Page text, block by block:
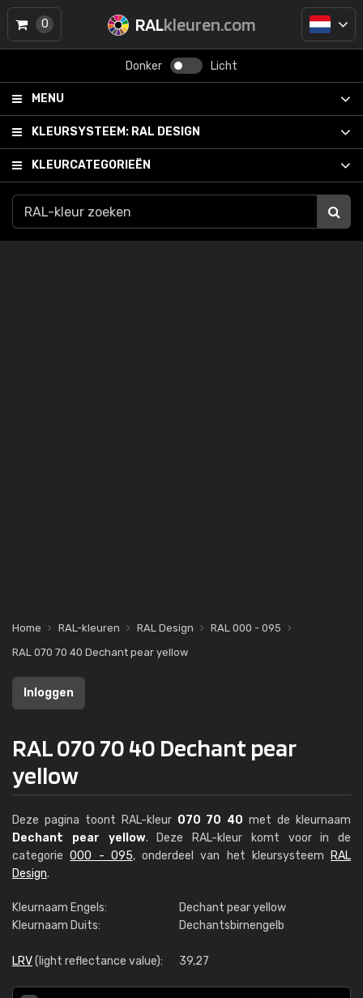
RALkleuren.com
Donker Licht
MENU
KLEURSYSTEEM: RAL DESIGN
KLEURCATEGORIEËN
0
Home RAL-kleuren RAL Design
RAL 000 - 095
RAL 070 70 40 Dechant pear yellow
Inloggen
RAL 070 70 40 Dechant pear
yellow
Deze pagina toont RAL-kleur 070 70 40 met de kleurnaam
Dechant pear yellow. Deze RAL-kleur komt voor in de
categorie000 - 095, onderdeel van het kleursysteem
RAL
Design.
Kleurnaam Engels:
Dechant pear yellow
Kleurnaam Duits:
Dechantsbirnengelb
LRV(light reflectance value): 39,27